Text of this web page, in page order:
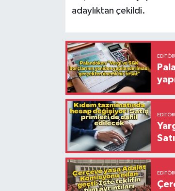
adaylıktan çekildi.